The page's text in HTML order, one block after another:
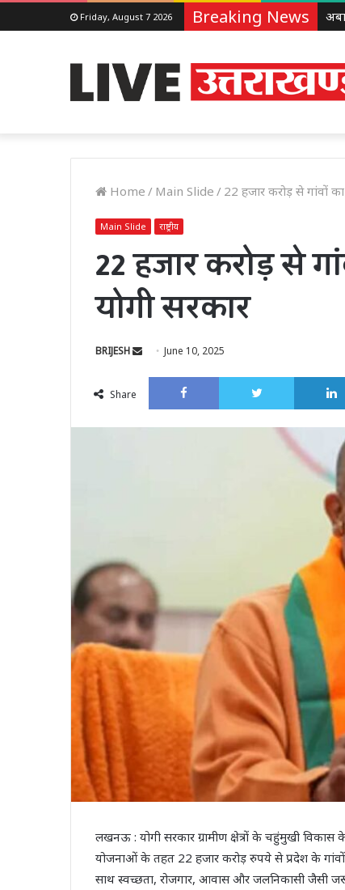
Friday, August 7 2026 Breaking News
Home / Main Slide / 22 हजार करोड़ से गांवों
Main Slide राष्ट्रीय
22 हजार करोड़ से
योगी सरकार
BRIJESH
SendJune 10, 2025
Share
Facebook Twitter
लखनऊ : योगी सरकार ग्रामीण क्षेत्रों के चहुंमुखी
योजनाओं के तहत 22 हजार करोड़ रुपये से प्रदेश के
साथ स्वच्छता, रोजगार, आवास और जलनिकासी जैसी